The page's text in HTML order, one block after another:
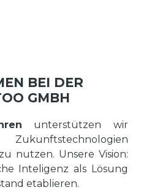
BEI DER
GMBH
unterstützen wir
nutzen. Unsere Vision:
Inteligenz als Lösung
etablieren.